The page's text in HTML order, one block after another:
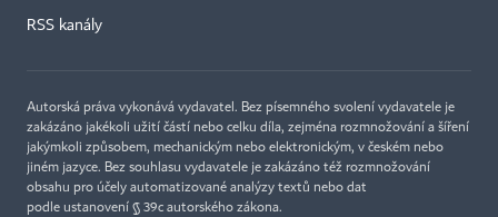
RSS kanály
Autorská práva vykonává vydavatel. Bez písemného svolení vydavatele je
zakázáno jakékoli užití částí nebo celku díla, zejména rozmnožování a šíření
jakýmkoli způsobem, mechanickým nebo elektronickým, v českém nebo
jiném jazyce. Bez souhlasu vydavatele je zakázáno též rozmnožování
obsahu pro účely automatizované analýzy textů nebo dat
podle ustanovení § 39c autorského zákona.